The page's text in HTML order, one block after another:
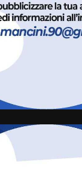
6 Agosto 2026 18:13
Carta d’identità:
di aperture
Comune di Fasano
cittadina di
pronta a tornare
comunale
6 Agosto 2026 08:00